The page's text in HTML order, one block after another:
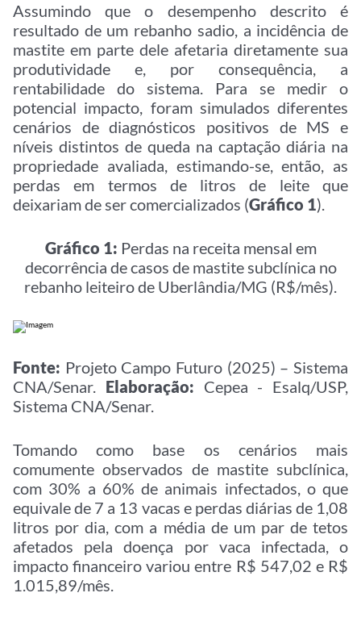
Assumindo que o desempenho descrito é
resultado de um rebanho sadio, a incidência de
mastite em parte dele afetaria diretamente sua
produtividade e, por consequência, a
rentabilidade do sistema. Para se medir o
potencial impacto, foram simulados diferentes
cenários de diagnósticos positivos de MS e
níveis distintos de queda na captação diária na
propriedade avaliada, estimando-se, então, as
perdas em termos de litros de leite que
deixariam de ser comercializados (Gráfico 1).
Gráfico 1: Perdas na receita mensal em
decorrência de casos de mastite subclínica no
rebanho leiteiro de Uberlândia/MG (R$/mês).
Fonte: Projeto Campo Futuro (2025) – Sistema
CNA/Senar. Elaboração: Cepea - Esalq/USP,
Sistema CNA/Senar.
Tomando como base os cenários mais
comumente observados de mastite subclínica,
com 30% a 60% de animais infectados, o que
equivale de 7 a 13 vacas e perdas diárias de 1,08
litros por dia, com a média de um par de tetos
afetados pela doença por vaca infectada, o
impacto financeiro variou entre R$ 547,02 e R$
1.015,89/mês.